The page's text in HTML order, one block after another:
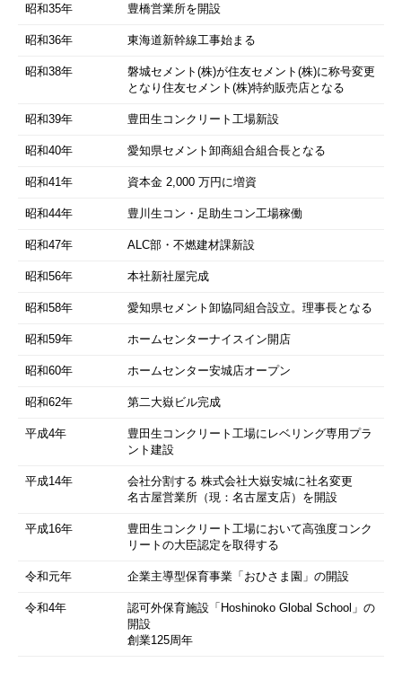
昭和35年 豊橋営業所を開設
昭和36年 東海道新幹線工事始まる
昭和38年
磐城セメント(株)が住友セメント(株)に称号変更
となり住友セメント(株)特約販売店となる
昭和39年 豊田生コンクリート工場新設
昭和40年 愛知県セメント卸商組合組合長となる
昭和41年 資本金 2,000 万円に増資
昭和44年 豊川生コン・足助生コン工場稼働
昭和47年 ALC部・不燃建材課新設
昭和56年 本社新社屋完成
昭和58年 愛知県セメント卸協同組合設立。理事長となる
昭和59年 ホームセンターナイスイン開店
昭和60年 ホームセンター安城店オープン
昭和62年 第二大嶽ビル完成
平成4年
豊田生コンクリート工場にレベリング専用プラ
ント建設
平成14年
会社分割する 株式会社大嶽安城に社名変更
名古屋営業所（現：名古屋支店）を開設
平成16年
豊田生コンクリート工場において高強度コンク
リートの大臣認定を取得する
令和元年 企業主導型保育事業「おひさま園」の開設
令和4年
認可外保育施設「Hoshinoko Global School」の
開設
創業125周年